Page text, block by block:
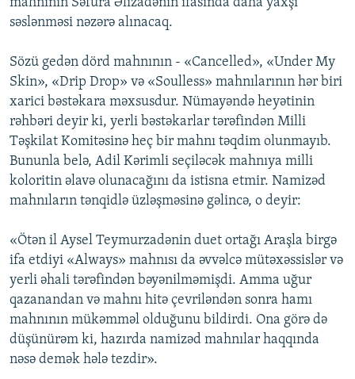
mahnının Səfura Əlizadənin ifasında daha yaxşı
səslənməsi nəzərə alınacaq.
Sözü gedən dörd mahnının - «Cancelled», «Under My
Skin», «Drip Drop» və «Soulless» mahnılarının hər biri
xarici bəstəkara məxsusdur. Nümayəndə heyətinin
rəhbəri deyir ki, yerli bəstəkarlar tərəfindən Milli
Təşkilat Komitəsinə heç bir mahnı təqdim olunmayıb.
Bununla belə, Adil Kərimli seçiləcək mahnıya milli
koloritin əlavə olunacağını da istisna etmir. Namizəd
mahnıların tənqidlə üzləşməsinə gəlincə, o deyir:
«Ötən il Aysel Teymurzadənin duet ortağı Araşla birgə
ifa etdiyi «Always» mahnısı da əvvəlcə mütəxəssislər və
yerli əhali tərəfindən bəyənilməmişdi. Amma uğur
qazanandan və mahnı hitə çevriləndən sonra hamı
mahnının mükəmməl olduğunu bildirdi. Ona görə də
düşünürəm ki, hazırda namizəd mahnılar haqqında
nəsə demək hələ tezdir».